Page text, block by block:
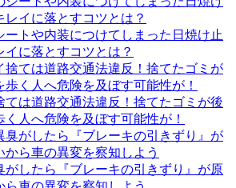
ートや内装につけてしまった日焼け止
イに落とすコツとは？
ては道路交通法違反！捨てたゴミが後
人へ危険を及ぼす可能性が！
がしたら『ブレーキの引きずり』が原